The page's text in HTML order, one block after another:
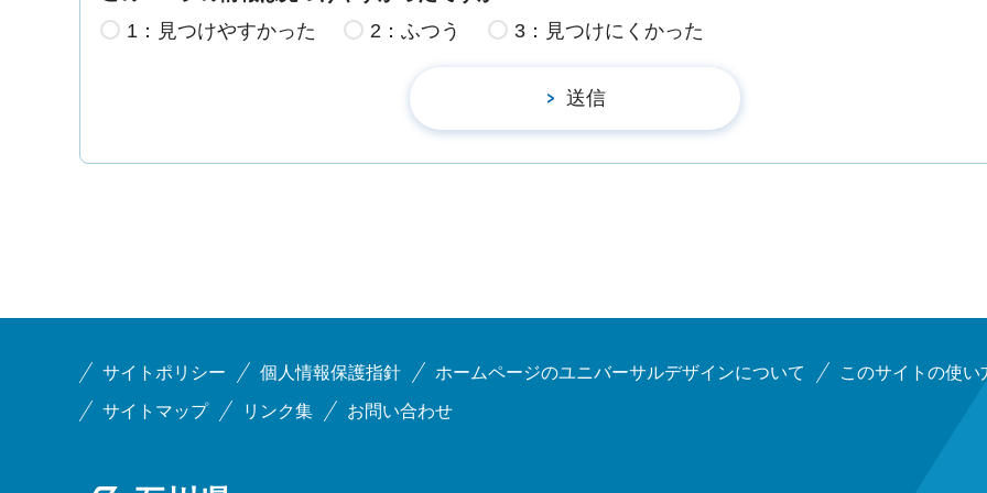
1：見つけやすかった
2：ふつう 3：見つけにくかった
サイトポリシー 個人情報保護指針 ホームページのユニバーサルデザインについて このサイトの使い
サイトマップ リンク集 お問い合わせ